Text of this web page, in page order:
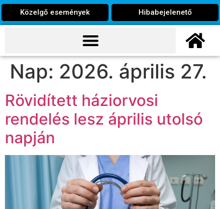
Közelgő események Hibabejelenető
Nap: 2026. április 27.
Rövidített háziorvosi
rendelés lesz április utolsó
napján